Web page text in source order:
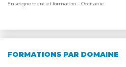
Enseignement et formation - Occitanie
FORMATIONS PAR DOMAINE